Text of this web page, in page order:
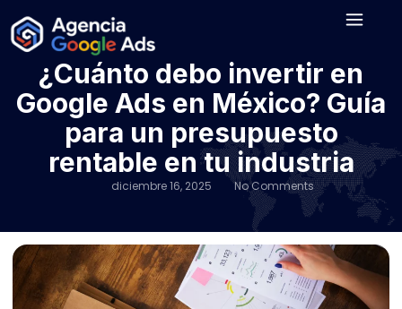
¿Cuánto debo invertir en
Google Ads en México? Guía
para un presupuesto
rentable en tu industria
diciembre 16, 2025 No Comments